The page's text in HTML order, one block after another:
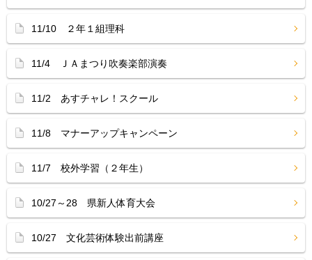
11/10 ２年１組理科
11/4 ＪＡまつり吹奏楽部演奏
11/2 あすチャレ！スクール
11/8 マナーアップキャンペーン
11/7 校外学習（２年生）
10/27～28 県新人体育大会
10/27 文化芸術体験出前講座